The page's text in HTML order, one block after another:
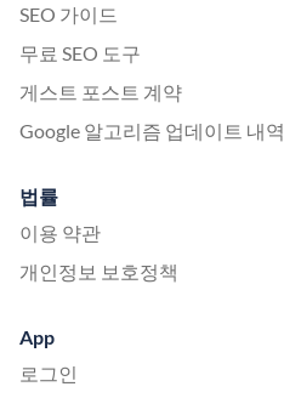
SEO 가이드
무료 SEO 도구
게스트 포스트 계약
Google 알고리즘 업데이트 내역
법률
이용 약관
개인정보 보호정책
App
로그인